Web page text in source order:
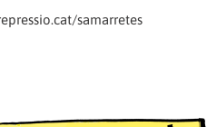
samarretes